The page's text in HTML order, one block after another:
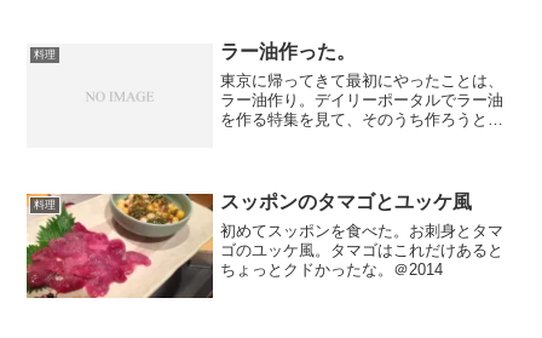
くなかった。
料理 ラー油作った。
東京に帰ってきて最初にやったことは、
ラー油作り。デイリーポータルでラー油
を作る特集を見て、そのうち作ろうと思
ーが開いてたので、必要な...
料理 スッポンのタマゴとユッケ風
初めてスッポンを食べた。お刺身とタマ
ゴのユッケ風。タマゴはこれだけあると
ちょっとクドかったな。＠2014